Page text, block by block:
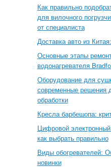
Как правильно
для вилочного
от специалиста
Доставка авто из
Основные этапы
водонагревателя
Оборудование для
современные решения
обработки
Кресла барбешопа:
Цифровой
как выбрать правильно
Виды обогревателей:
новинки